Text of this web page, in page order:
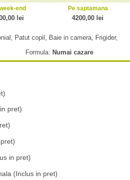
end Pe saptamana
lei
4200,00 lei
Patut copil, Baie in camera, Frigider,
Formula: Numai cazare
pret)
in pret)
(Inclus in pret)